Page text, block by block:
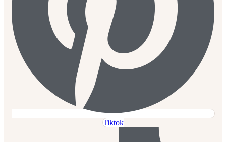
Tiktok